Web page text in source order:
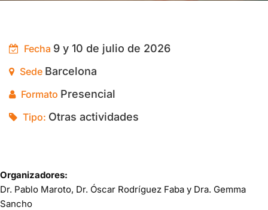
Fecha 9 y 10 de julio de 2026
Sede Barcelona
Formato Presencial
Tipo: Otras actividades
Organizadores:
Dr. Pablo Maroto, Dr. Óscar Rodríguez Faba y Dra. Gemma
Sancho